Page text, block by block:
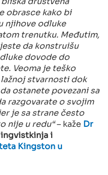
obrasce kako bi
njihove odluke
trenutku. Međutim,
da konstruišu
dovode do
Veoma je teško
stvarnosti dok
ostanete povezani sa
razgovarate o svojim
je sa strane često
nije u redu“– kaže Dr
i
Kingston u